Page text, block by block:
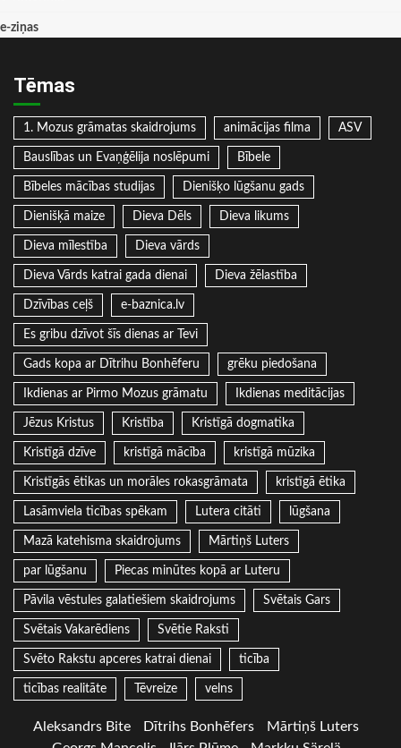
e-ziņas
Tēmas
1. Mozus grāmatas skaidrojums animācijas filma ASV
Bauslības un Evaņģēlija noslēpumi Bībele
Bībeles mācības studijas Dienišķo lūgšanu gads
Dienišķā maize Dieva Dēls Dieva likums
Dieva mīlestība Dieva vārds
Dieva Vārds katrai gada dienai Dieva žēlastība
Dzīvības ceļš e-baznica.lv
Es gribu dzīvot šīs dienas ar Tevi
Gads kopa ar Dītrihu Bonhēferu grēku piedošana
Ikdienas ar Pirmo Mozus grāmatu Ikdienas meditācijas
Jēzus Kristus Kristība Kristīgā dogmatika
Kristīgā dzīve kristīgā mācība kristīgā mūzika
Kristīgās ētikas un morāles rokasgrāmata kristīgā ētika
Lasāmviela ticības spēkam Lutera citāti lūgšana
Mazā katehisma skaidrojums Mārtiņš Luters
par lūgšanu Piecas minūtes kopā ar Luteru
Pāvila vēstules galatiešiem skaidrojums Svētais Gars
Svētais Vakarēdiens Svētie Raksti
Svēto Rakstu apceres katrai dienai ticība
ticības realitāte Tēvreize velns
Aleksandrs Bite Dītrihs Bonhēfers
Mārtiņš Luters